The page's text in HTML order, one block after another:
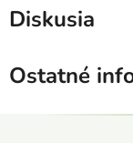
Diskusia
Ostatné